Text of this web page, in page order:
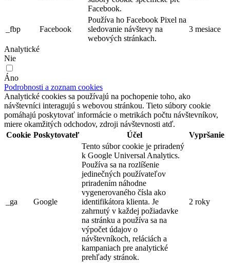
Facebook.
_fbp Facebook
Používa ho Facebook Pixel na
sledovanie návštevy na
webových stránkach.
3 mesiace
Analytické
Nie
Áno
Podrobnosti a zoznam cookies
Analytické cookies sa používajú na pochopenie toho, ako
návštevníci interagujú s webovou stránkou. Tieto súbory cookie
pomáhajú poskytovať informácie o metrikách počtu návštevníkov,
miere okamžitých odchodov, zdroji návštevnosti atď.
Cookie Poskytovateľ Účel Vypršanie
_ga Google
Tento súbor cookie je priradený
k Google Universal Analytics.
Používa sa na rozlíšenie
jedinečných používateľov
priradením náhodne
vygenerovaného čísla ako
identifikátora klienta. Je
zahrnutý v každej požiadavke
na stránku a používa sa na
výpočet údajov o
návštevníkoch, reláciách a
kampaniach pre analytické
prehľady stránok.
2 roky